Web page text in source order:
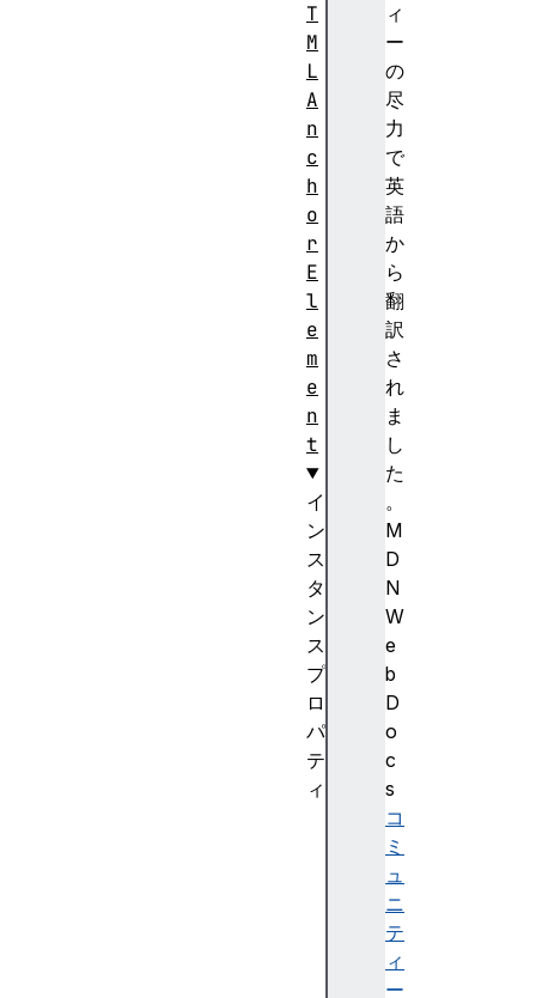
ィ
ー
の
尽
力
で
英
語
か
ら
翻
訳
さ
れ
ま
し
た
。
M
D
N
W
e
b
D
o
c
s
コ
ミ
ュ
ニ
テ
ィ
ー
T
M
L
A
n
c
h
o
r
E
l
e
m
e
n
t
イ
ン
ス
タ
ン
ス
プ
ロ
パ
テ
ィ